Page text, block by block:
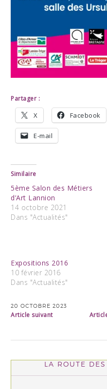
Partager :
X Facebook
E-mail
Similaire
5ème Salon des Métiers
d’Art Lannion
14 octobre 2021
Dans "Actualités"
Expositions 2016
10 février 2016
Dans "Actualités"
20 OCTOBRE 2023
Article suivant
LA ROUTE